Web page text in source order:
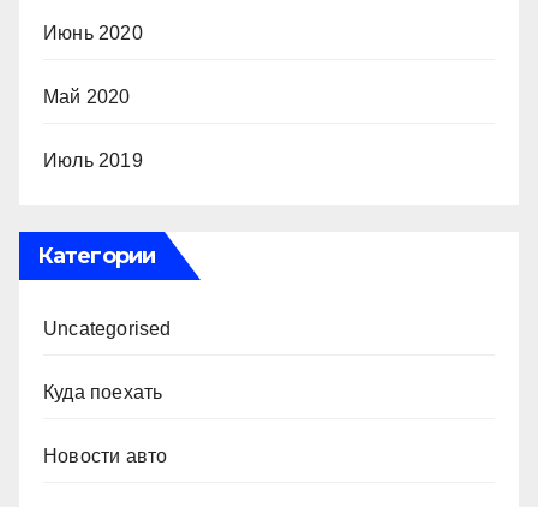
Июнь 2020
Май 2020
Июль 2019
Категории
Uncategorised
Куда поехать
Новости авто